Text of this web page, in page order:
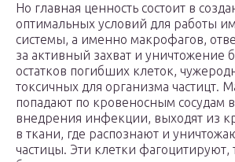
Но главная ценность состоит в
оптимальных условий для работы
системы, а именно макрофагов,
за активный захват и уничтожение
остатков погибших клеток,
токсичных для организма частицт.
попадают по кровеносным сосудам
внедрения инфекции, выходят из
в ткани, где распознают и
частицы. Эти клетки фагоцитируют,